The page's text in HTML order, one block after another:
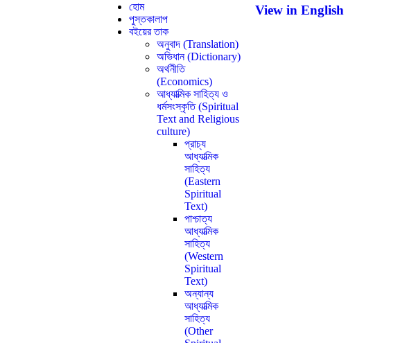
হোম
পুস্তকালাপ
বইয়ের তাক
অনুবাদ (Translation)
অভিধান (Dictionary)
অর্থনীতি
(Economics)
আধ্যাত্মিক সাহিত্য ও
ধর্মসংস্কৃতি (Spiritual
Text and Religious
culture)
প্রাচ্য
আধ্যাত্মিক
সাহিত্য
(Eastern
Spiritual
Text)
পাশ্চাত্য
আধ্যাত্মিক
সাহিত্য
(Western
Spiritual
Text)
অন্যান্য
আধ্যাত্মিক
সাহিত্য
(Other
View in English